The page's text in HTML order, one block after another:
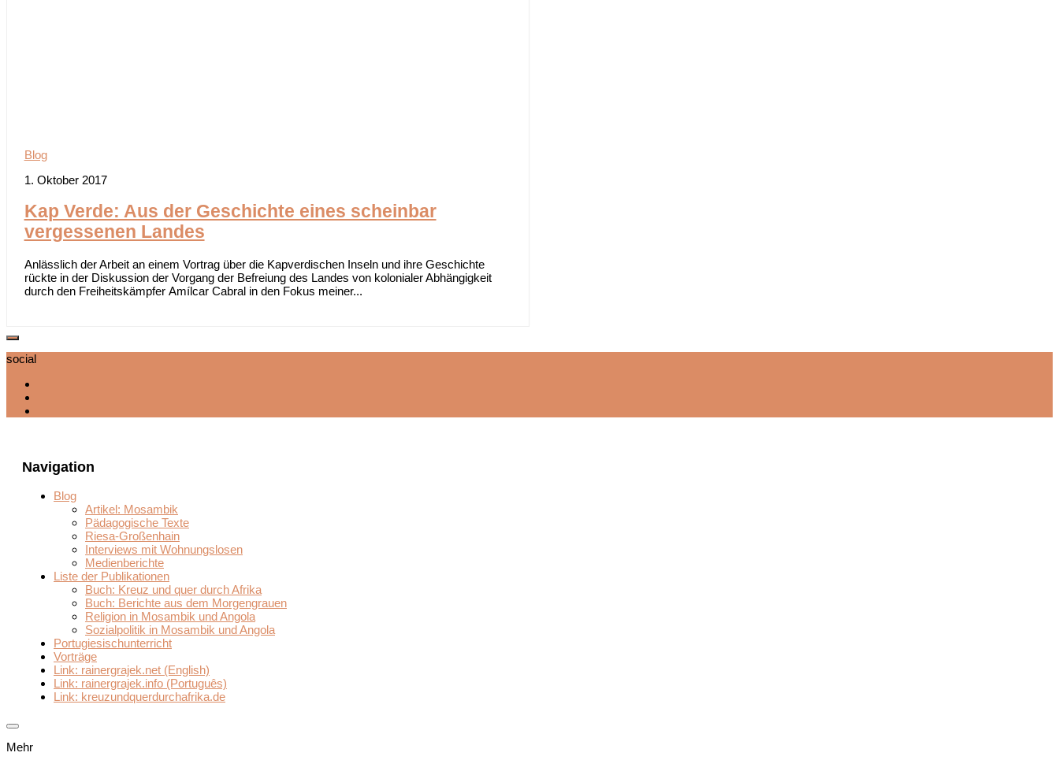
Blog
1. Oktober 2017
Kap Verde: Aus der Geschichte eines scheinbar
vergessenen Landes
Anlässlich der Arbeit an einem Vortrag über die Kapverdischen Inseln und ihre Geschichte
rückte in der Diskussion der Vorgang der Befreiung des Landes von kolonialer Abhängigkeit
durch den Freiheitskämpfer Amílcar Cabral in den Fokus meiner...
social
Navigation
Blog
Artikel: Mosambik
Pädagogische Texte
Riesa-Großenhain
Interviews mit Wohnungslosen
Medienberichte
Liste der Publikationen
Buch: Kreuz und quer durch Afrika
Buch: Berichte aus dem Morgengrauen
Religion in Mosambik und Angola
Sozialpolitik in Mosambik und Angola
Portugiesischunterricht
Vorträge
Link: rainergrajek.net (English)
Link: rainergrajek.info (Português)
Link: kreuzundquerdurchafrika.de
Mehr